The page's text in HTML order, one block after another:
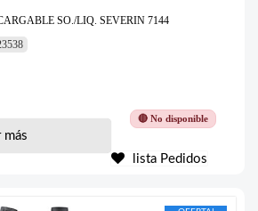
SO./LIQ. SEVERIN 7144
🔴 No disponible
más
lista Pedidos